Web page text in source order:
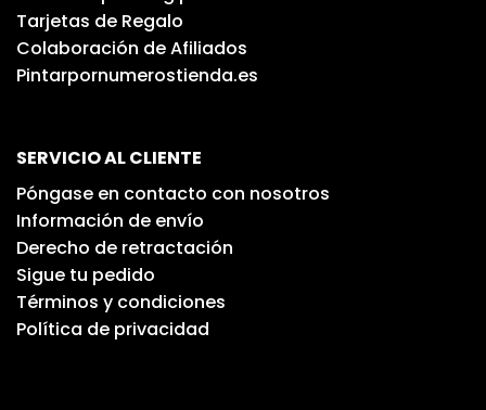
Tarjetas de Regalo
Colaboración de Afiliados
Pintarpornumerostienda.es
SERVICIO AL CLIENTE
Póngase en contacto con nosotros
Información de envío
Derecho de retractación
Sigue tu pedido
Términos y condiciones
Política de privacidad